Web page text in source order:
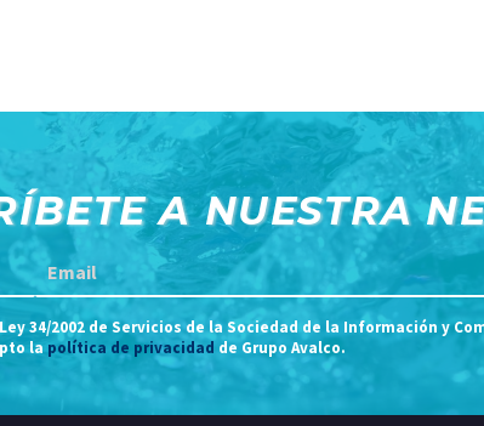
A NUESTRA
34/2002 de Servicios de la Sociedad de la Información y
la política de privacidad de Grupo Avalco.